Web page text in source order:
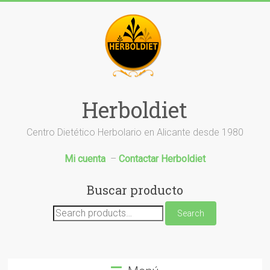
Herboldiet
Centro Dietético Herbolario en Alicante desde 1980
Mi cuenta – Contactar Herboldiet
Buscar producto
Search
for:
Search